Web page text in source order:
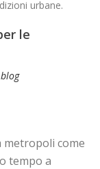
le
blog
come
tempo a